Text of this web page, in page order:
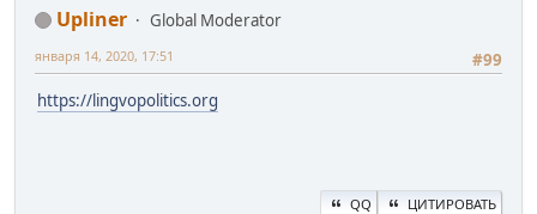
Upliner
Global Moderator
#99
января 14, 2020, 17:51
https://lingvopolitics.org
QQ ЦИТИРОВАТЬ